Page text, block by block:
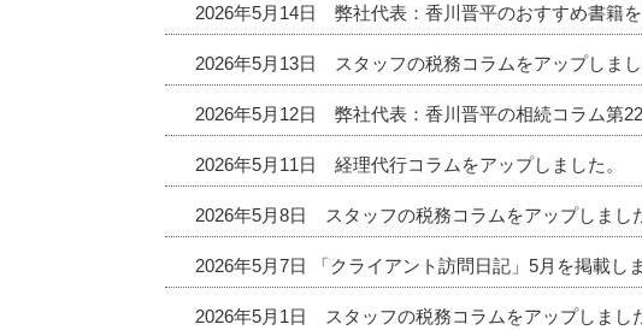
2026年5月14日 弊社代表：香川晋平のおすすめ書籍を
2026年5月13日 スタッフの税務コラムをアップしまし
2026年5月12日 弊社代表：香川晋平の相続コラム第
2026年5月11日 経理代行コラムをアップしました。
2026年5月8日 スタッフの税務コラムをアップしまし
2026年5月7日 「クライアント訪問日記」5月を掲載し
2026年5月1日 スタッフの税務コラムをアップしまし